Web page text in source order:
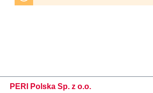
PERI Polska Sp. z o.o.